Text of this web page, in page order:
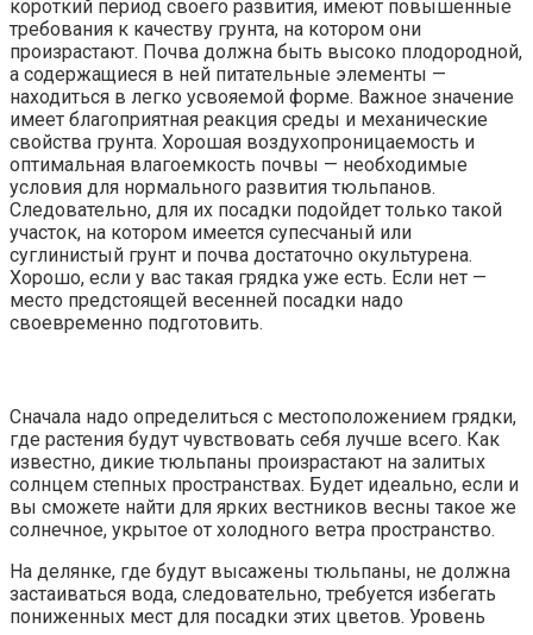
короткий период своего развития, имеют повышенные
требования к качеству грунта, на котором они
произрастают. Почва должна быть высоко плодородной,
а содержащиеся в ней питательные элементы —
находиться в легко усвояемой форме. Важное значение
имеет благоприятная реакция среды и механические
свойства грунта. Хорошая воздухопроницаемость и
оптимальная влагоемкость почвы — необходимые
условия для нормального развития тюльпанов.
Следовательно, для их посадки подойдет только такой
участок, на котором имеется супесчаный или
суглинистый грунт и почва достаточно окультурена.
Хорошо, если у вас такая грядка уже есть. Если нет —
место предстоящей весенней посадки надо
своевременно подготовить.
Сначала надо определиться с местоположением грядки,
где растения будут чувствовать себя лучше всего. Как
известно, дикие тюльпаны произрастают на залитых
солнцем степных пространствах. Будет идеально, если и
вы сможете найти для ярких вестников весны такое же
солнечное, укрытое от холодного ветра пространство.
На делянке, где будут высажены тюльпаны, не должна
застаиваться вода, следовательно, требуется избегать
пониженных мест для посадки этих цветов. Уровень